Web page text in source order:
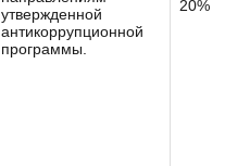
утвержденной
антикоррупционной
программы.
20%